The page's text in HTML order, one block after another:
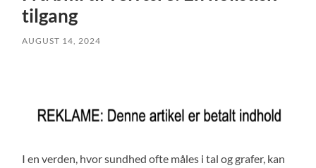
tilgang
AUGUST 14, 2024
I en verden, hvor sundhed ofte måles i tal og grafer, kan